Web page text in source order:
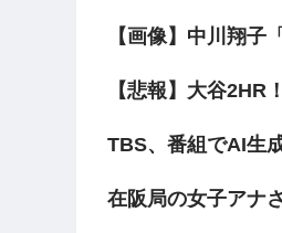
【画像】中川翔子
【悲報】大谷
TBS、番組でAI生
在阪局の女子アナ